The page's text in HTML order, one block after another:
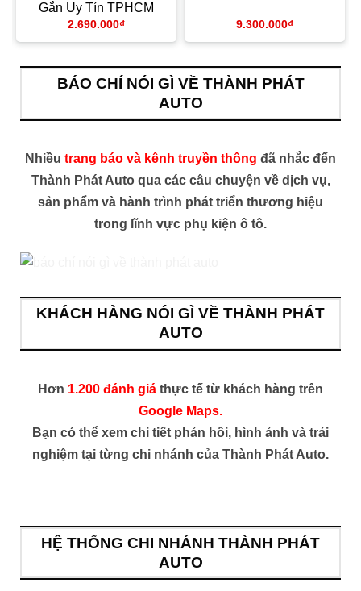
Gắn Uy Tín TPHCM
2.690.000₫ 9.300.000₫
BÁO CHÍ NÓI GÌ VỀ THÀNH PHÁT
AUTO
Nhiều trang báo và kênh truyền thông đã nhắc đến
Thành Phát Auto qua các câu chuyện về dịch vụ,
sản phẩm và hành trình phát triển thương hiệu
trong lĩnh vực phụ kiện ô tô.
KHÁCH HÀNG NÓI GÌ VỀ THÀNH PHÁT
AUTO
Hơn 1.200 đánh giá thực tế từ khách hàng trên
Google Maps.
Bạn có thể xem chi tiết phản hồi, hình ảnh và trải
nghiệm tại từng chi nhánh của Thành Phát Auto.
HỆ THỐNG CHI NHÁNH THÀNH PHÁT
AUTO